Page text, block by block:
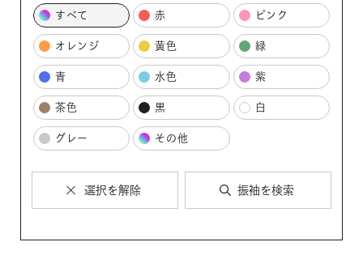
すべて 赤 ピンク
オレンジ 黄色 緑
青 水色 紫
茶色 黒 白
グレー その他
選択を解除 振袖を検索